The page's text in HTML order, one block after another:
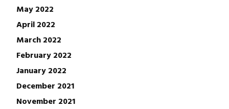
May 2022
April 2022
March 2022
February 2022
January 2022
December 2021
November 2021